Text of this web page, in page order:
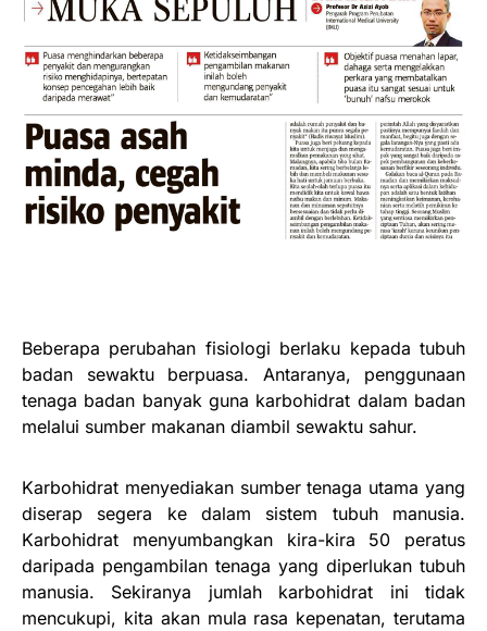
Beberapa perubahan fisiologi berlaku kepada tubuh
badan sewaktu berpuasa. Antaranya, penggunaan
tenaga badan banyak guna karbohidrat dalam badan
melalui sumber makanan diambil sewaktu sahur.
Karbohidrat menyediakan sumber tenaga utama yang
diserap segera ke dalam sistem tubuh manusia.
Karbohidrat menyumbangkan kira-kira 50 peratus
daripada pengambilan tenaga yang diperlukan tubuh
manusia. Sekiranya jumlah karbohidrat ini tidak
mencukupi, kita akan mula rasa kepenatan, terutama